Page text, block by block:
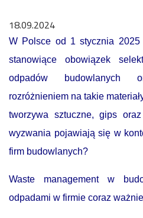
18.09.2024
W Polsce od 1 stycznia
stanowiące obowiązek
odpadów budowlanych
rozróżnieniem na takie
tworzywa sztuczne, gips
wyzwania pojawiają się w
firm budowlanych?
Waste management w
odpadami w firmie coraz